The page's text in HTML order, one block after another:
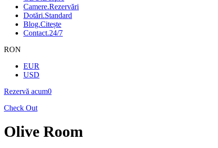
Camere.Rezervări
Dotări.Standard
Blog.Citește
Contact.24/7
RON
EUR
USD
Rezervă acum0
Check Out
Olive Room